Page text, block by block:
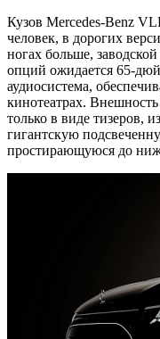
Кузов Mercedes-Benz
человек, в дорогих
ногах больше,
опций ожидается 65-
аудиосистема,
кинотеатрах.
только в виде тизеров,
гигантскую
простирающуюся до